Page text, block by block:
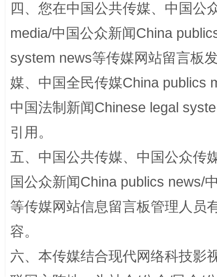
国家大学科技园优化重塑工作
扯下公款旅游的“隐身衣” 如何以
四、您在中国公共传媒、中国公
media/中国公众新闻China
system news等传媒网站留言板
媒、中国全民传媒China publics
中国法制新闻Chinese legal
引用。
五、中国公共传媒、中国公众传
国公众新闻China publics news/
等传媒网站信息留言板管理人员
容。
六、本传媒结合现代网络科技影